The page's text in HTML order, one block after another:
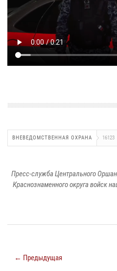
ВНЕВЕДОМСТВЕННАЯ ОХРАНА 16123
Пресс-служба Центрального
Краснознаменного округа войск
← Предыдущая